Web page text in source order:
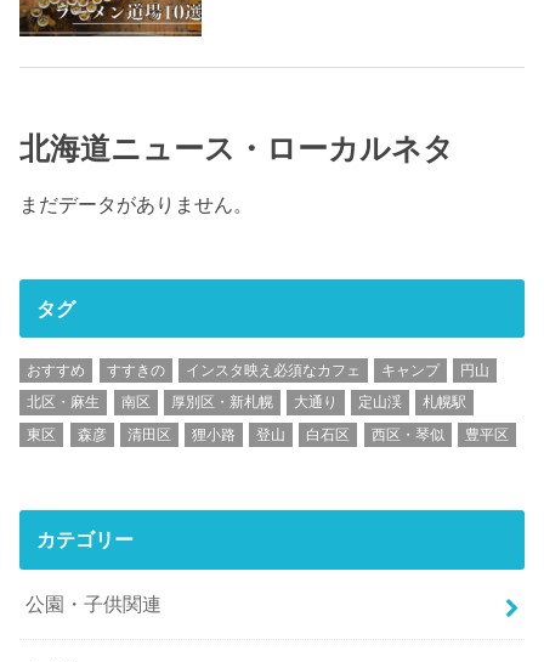
北海道ニュース・ローカルネタ
まだデータがありません。
タグ
おすすめ すすきの インスタ映え必須なカフェ キャンプ
円山
北区・麻生
南区 厚別区・新札幌 大通り 定山渓
札幌駅
東区
森彦 清田区 狸小路 登山 白石区 西区・琴似 豊平区
カテゴリー
公園・子供関連